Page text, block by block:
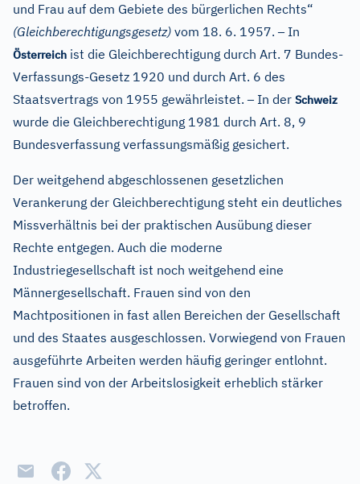
und Frau auf dem Gebiete des bürgerlichen Rechts“
(Gleichberechtigungsgesetz) vom 18. 6. 1957.–In
Österreich ist die Gleichberechtigung durch Art. 7 Bundes-
Verfassungs-Gesetz 1920 und durch Art. 6 des
Staatsvertrags von 1955 gewährleistet.–In der Schweiz
wurde die Gleichberechtigung 1981 durch Art. 8, 9
Bundesverfassung verfassungsmäßig gesichert.
Der weitgehend abgeschlossenen gesetzlichen
Verankerung der Gleichberechtigung steht ein deutliches
Missverhältnis bei der praktischen Ausübung dieser
Rechte entgegen. Auch die moderne
Industriegesellschaft ist noch weitgehend eine
Männergesellschaft. Frauen sind von den
Machtpositionen in fast allen Bereichen der Gesellschaft
und des Staates ausgeschlossen. Vorwiegend von Frauen
ausgeführte Arbeiten werden häufig geringer entlohnt.
Frauen sind von der Arbeitslosigkeit erheblich stärker
betroffen.